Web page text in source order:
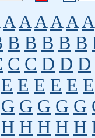
A A A A A A
B B B B B
C C D D D
E E E E E E
G G G G G
H H H H H